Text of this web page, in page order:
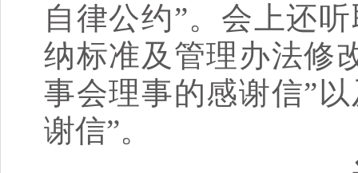
自律公约”。会上还
纳标准及管理办法修
事会理事的感谢信”
谢信”。